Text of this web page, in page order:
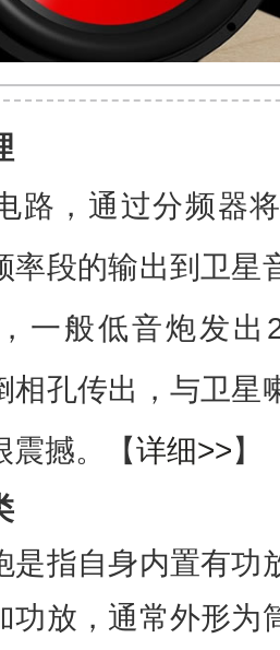
路，通过分频器
率段的输出到卫星
一般低音炮发出
相孔传出，与卫星
震撼。【详细>>】
是指自身内置有功
功放，通常外形为